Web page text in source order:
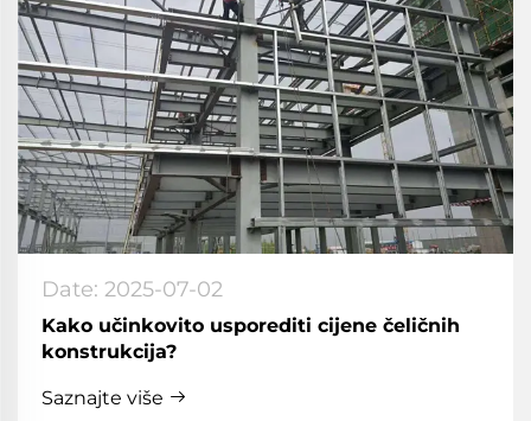
Date: 2025-07-02
Kako učinkovito usporediti cijene čeličnih
konstrukcija?
Saznajte više